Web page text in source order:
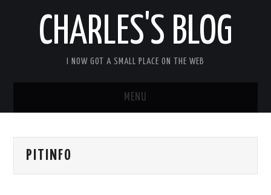
CHARLES'S BLOG
I NOW GOT A SMALL PLACE ON THE WEB
MENU
ARDUIPI
PITINFO